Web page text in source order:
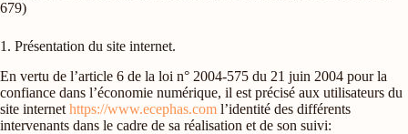
679)
1. Présentation du site internet.
En vertu de l’article 6 de la loi n° 2004-575 du 21 juin 2004 pour la
confiance dans l’économie numérique, il est précisé aux utilisateurs du
site internet https://www.ecephas.com l’identité des différents
intervenants dans le cadre de sa réalisation et de son suivi: